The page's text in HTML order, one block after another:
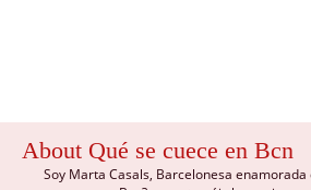
About Qué se cuece en Bcn
Soy Marta Casals, Barcelonesa enamorada